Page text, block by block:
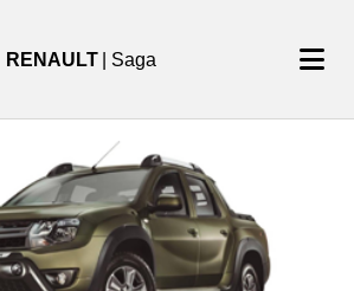
RENAULT | Saga